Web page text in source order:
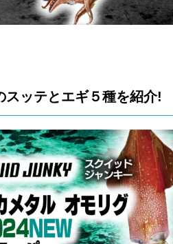
スッテとエギ５種を紹介!